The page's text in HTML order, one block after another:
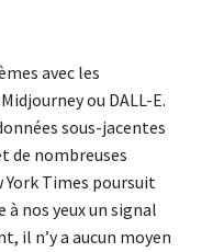
avec les
ou DALL-E.
sous-jacentes
de nombreuses
Times poursuit
nos yeux un signal
il n’y a aucun moyen